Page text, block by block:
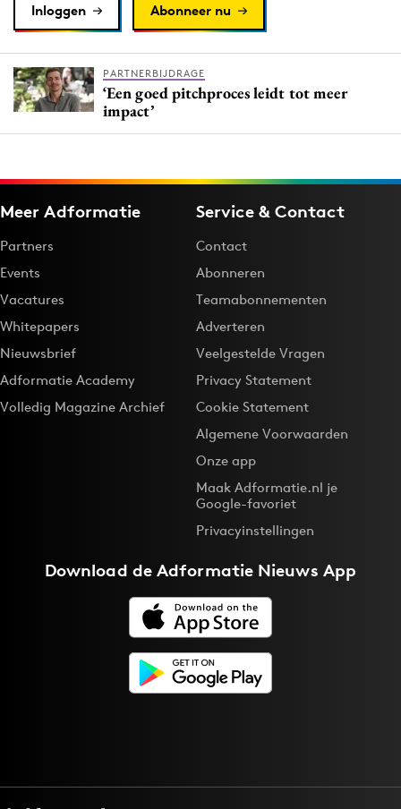
Inloggen Abonneer nu
PARTNERBIJDRAGE
‘Een goed pitchproces leidt tot meer
impact’
Meer Adformatie
Partners
Events
Vacatures
Whitepapers
Nieuwsbrief
Adformatie Academy
Volledig Magazine Archief
Service & Contact
Contact
Abonneren
Teamabonnementen
Adverteren
Veelgestelde Vragen
Privacy Statement
Cookie Statement
Algemene Voorwaarden
Onze app
Maak Adformatie.nl je
Google-favoriet
Privacyinstellingen
Download deAdformatie Nieuws App